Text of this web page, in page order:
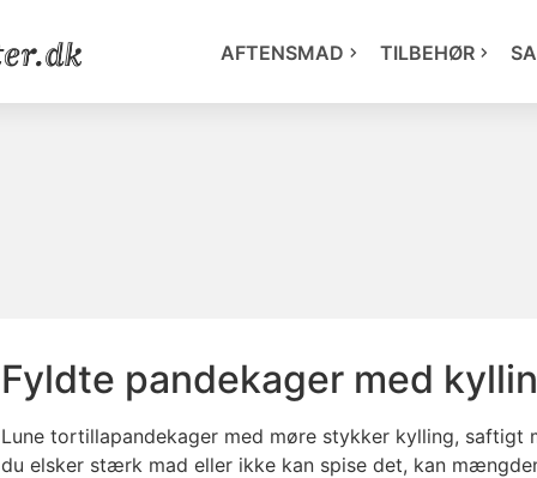
AFTENSMAD TILBEHØR
Fyldte pandekager med
Lune tortillapandekager med møre stykker kylling,
du elsker stærk mad eller ikke kan spise det, kan